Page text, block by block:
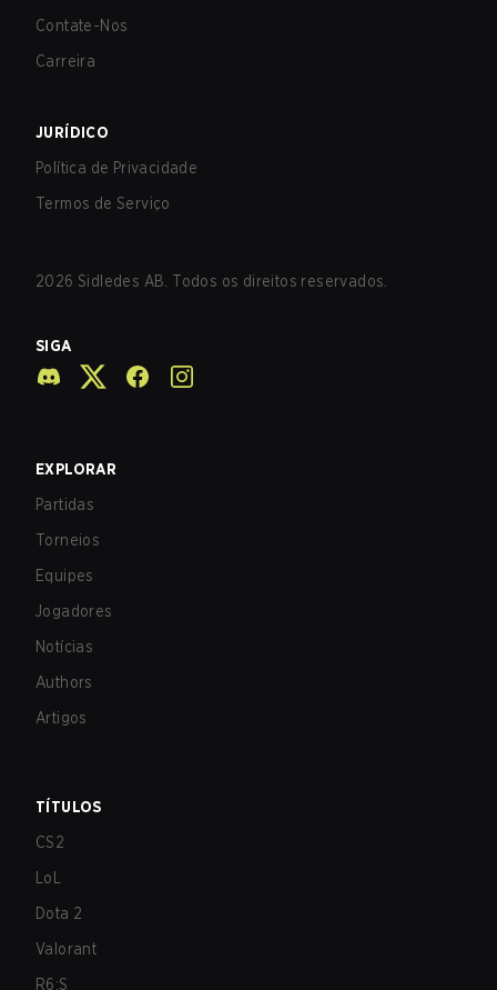
Contate-Nos
Carreira
JURÍDICO
Política de Privacidade
Termos de Serviço
2026 Sidledes AB. Todos os direitos reservados.
SIGA
EXPLORAR
Partidas
Torneios
Equipes
Jogadores
Notícias
Authors
Artigos
TÍTULOS
CS2
LoL
Dota 2
Valorant
R6:S